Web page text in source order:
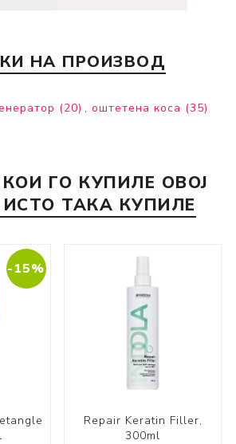
НА ПРОИЗВОД
(20) , оштетена коса (35)
ГО КУПИЛЕ ОВОЈ
ТАКА КУПИЛЕ
-15%
Repair Keratin Filler,
300ml